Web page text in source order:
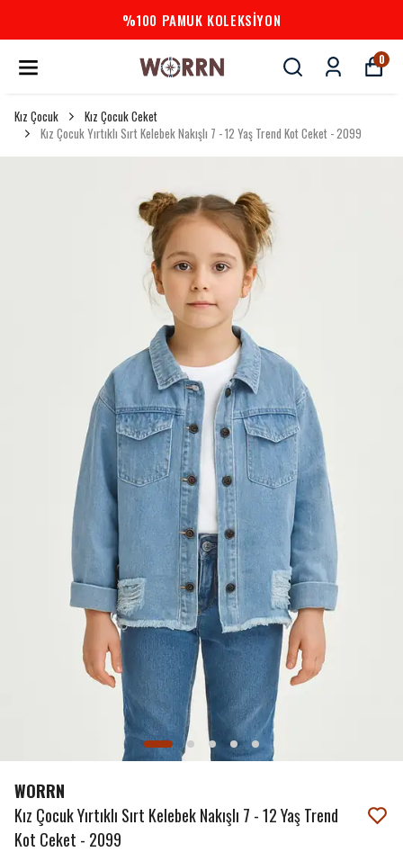
%100 PAMUK KOLEKSİYON
0
Kız Çocuk
Kız Çocuk Ceket
Kız Çocuk Yırtıklı Sırt Kelebek Nakışlı 7 - 12 Yaş Trend Kot Ceket - 2099
WORRN
Kız Çocuk Yırtıklı Sırt Kelebek Nakışlı 7 - 12 Yaş Trend
Kot Ceket - 2099